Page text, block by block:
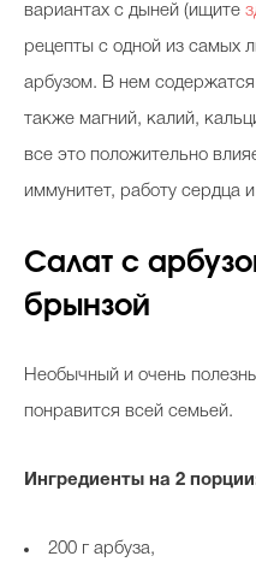
вариантах с дыней (ищите
рецепты с одной из самых
арбузом. В нем
также магний, калий,
все это положительно
иммунитет, работу сердца
Салат с
брынзой
Необычный и очень
понравится всей семьей.
Ингредиенты на 2
200 г арбуза,